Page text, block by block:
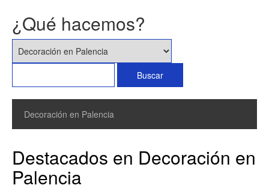
¿Qué hacemos?
Decoración en Palencia
Destacados en Decoración en
Palencia